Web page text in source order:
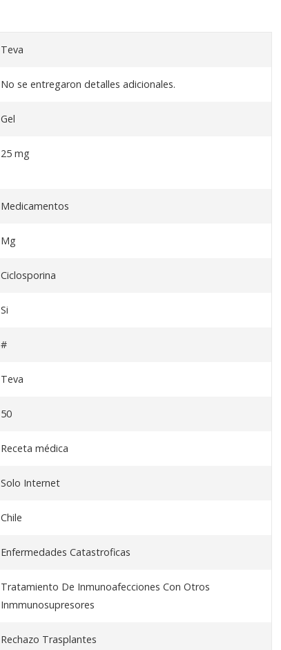
Teva
No se entregaron detalles adicionales.
Gel
25 mg
Medicamentos
Mg
Ciclosporina
Si
#
Teva
50
Receta médica
Solo Internet
Chile
Enfermedades Catastroficas
Tratamiento De Inmunoafecciones Con Otros
Inmmunosupresores
Rechazo Trasplantes